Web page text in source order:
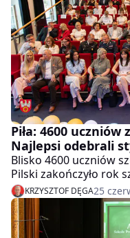
Piła: 4600 uczniów
Najlepsi odebrali
Blisko 4600 uczniów
Pilski zakończyło rok
uroczystości w Kinie
uczniów, wręczono
podsumowano
lokalną edukację.
KRZYSZTOF DĘGA25